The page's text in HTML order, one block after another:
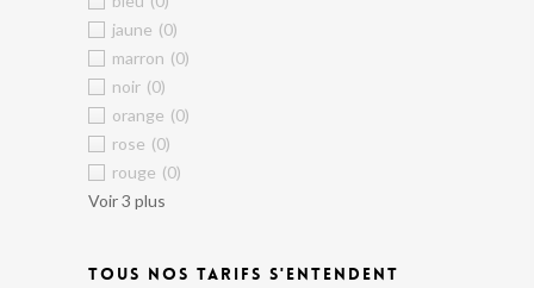
jaune (0)
marron (0)
noir (0)
orange (0)
rose (0)
rouge (0)
Voir 3 plus
TOUS NOS TARIFS S'ENTENDENT